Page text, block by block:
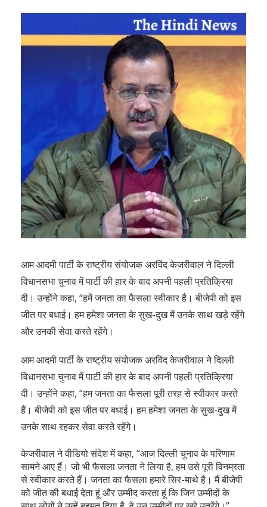
आम आदमी पार्टी के राष्ट्रीय संयोजक अरविंद केजरीवाल ने दिल्ली
विधानसभा चुनाव में पार्टी की हार के बाद अपनी पहली प्रतिक्रिया
दी। उन्होंने कहा, “हमें जनता का फैसला स्वीकार है। बीजेपी को इस
जीत पर बधाई। हम हमेशा जनता के सुख-दुख में उनके साथ खड़े रहेंगे
और उनकी सेवा करते रहेंगे।
आम आदमी पार्टी के राष्ट्रीय संयोजक अरविंद केजरीवाल ने दिल्ली
विधानसभा चुनाव में पार्टी की हार के बाद अपनी पहली प्रतिक्रिया
दी। उन्होंने कहा, “हम जनता का फैसला पूरी तरह से स्वीकार करते
हैं। बीजेपी को इस जीत पर बधाई। हम हमेशा जनता के सुख-दुख में
उनके साथ रहकर सेवा करते रहेंगे।
केजरीवाल ने वीडियो संदेश में कहा, “आज दिल्ली चुनाव के परिणाम
सामने आए हैं। जो भी फैसला जनता ने लिया है, हम उसे पूरी विनम्रता
से स्वीकार करते हैं। जनता का फैसला हमारे सिर-माथे है। मैं बीजेपी
को जीत की बधाई देता हूं और उम्मीद करता हूं कि जिन उम्मीदों के